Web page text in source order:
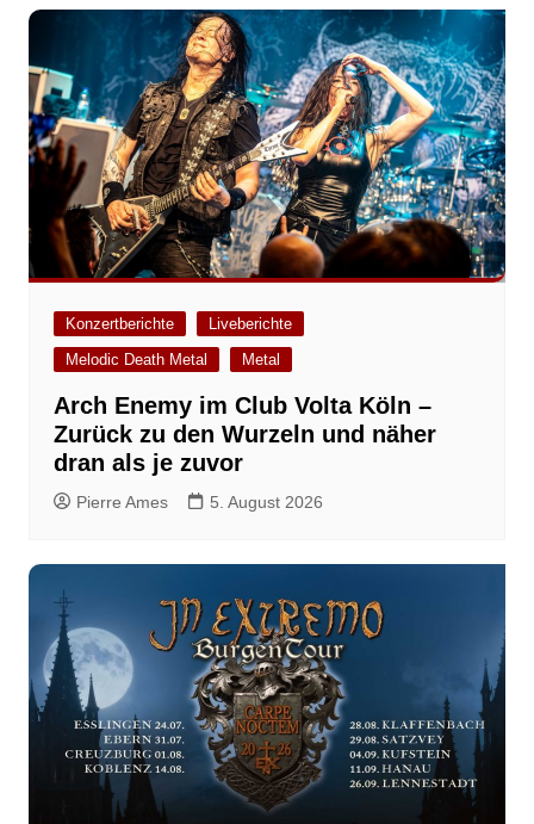
Konzertberichte
Liveberichte
Melodic Death Metal
Metal
Arch Enemy im Club Volta Köln –
Zurück zu den Wurzeln und näher
dran als je zuvor
Pierre Ames 5. August 2026